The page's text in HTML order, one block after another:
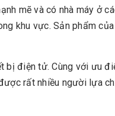
mẽ và có nhà máy ở
khu vực. Sản phẩm
bị điện tử. Cùng với ưu
rất nhiều người lựa